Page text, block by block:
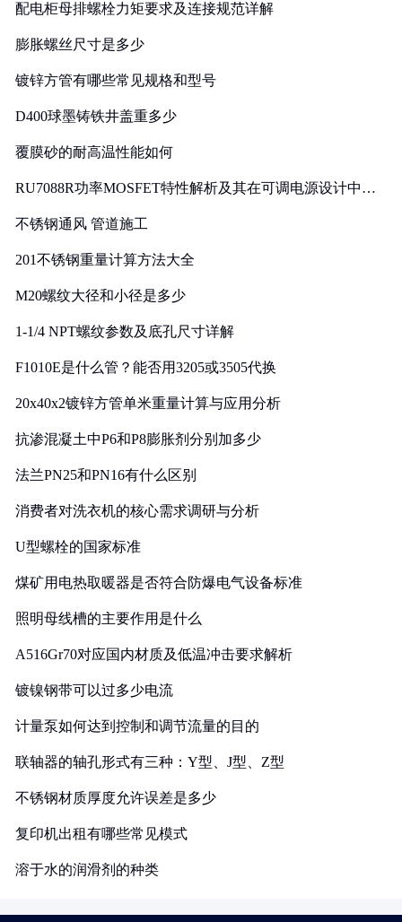
配电柜母排螺栓力矩要求及连接规范详解
膨胀螺丝尺寸是多少
镀锌方管有哪些常见规格和型号
D400球墨铸铁井盖重多少
覆膜砂的耐高温性能如何
RU7088R功率MOSFET特性解析及其在可调电源设计中的
不锈钢通风 管道施工
201不锈钢重量计算方法大全
M20螺纹大径和小径是多少
1-1/4 NPT螺纹参数及底孔尺寸详解
F1010E是什么管？能否用3205或3505代换
20x40x2镀锌方管单米重量计算与应用分析
抗渗混凝土中P6和P8膨胀剂分别加多少
法兰PN25和PN16有什么区别
消费者对洗衣机的核心需求调研与分析
U型螺栓的国家标准
煤矿用电热取暖器是否符合防爆电气设备标准
照明母线槽的主要作用是什么
A516Gr70对应国内材质及低温冲击要求解析
镀镍钢带可以过多少电流
计量泵如何达到控制和调节流量的目的
联轴器的轴孔形式有三种：Y型、J型、Z型
不锈钢材质厚度允许误差是多少
复印机出租有哪些常见模式
溶于水的润滑剂的种类